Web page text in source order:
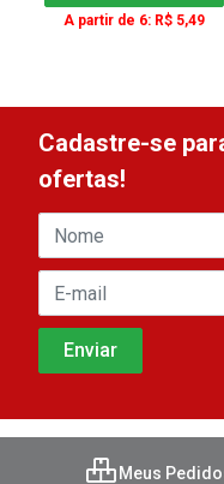
A partir de 6: R$ 5,49
Cadastre-se
ofertas!
Meus